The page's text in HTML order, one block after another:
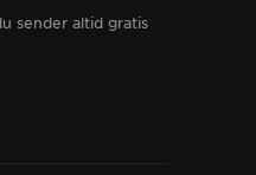
sender altid gratis